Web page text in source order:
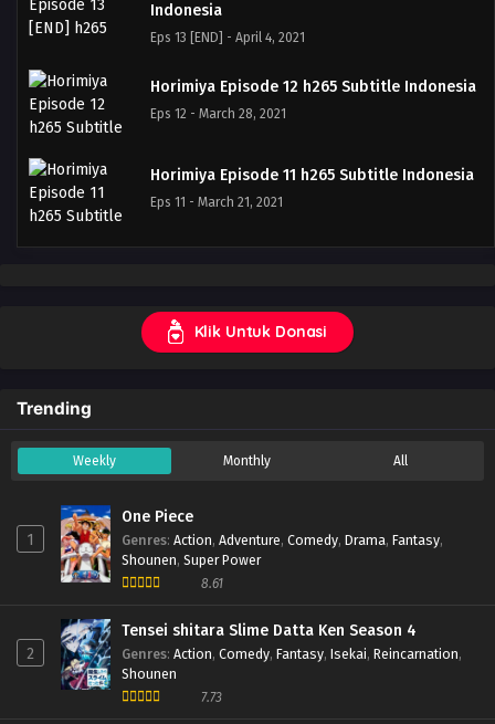
Indonesia
Eps 13 [END] - April 4, 2021
Horimiya Episode 12 h265 Subtitle Indonesia
Eps 12 - March 28, 2021
Horimiya Episode 11 h265 Subtitle Indonesia
Eps 11 - March 21, 2021
Horimiya Episode 09 h265 Subtitle Indonesia
Eps 8 - February 28, 2021
Eps 7 - February 21, 2021
Eps 6 - February 14, 2021
Horimiya Episode 05 h265 Subtitle Indonesia
Klik Untuk Donasi
Trending
Weekly Monthly All
1
One Piece
Genres: Action, Adventure, Comedy, Drama, Fantasy,
Shounen, Super Power
8.61
2
Tensei shitara Slime Datta Ken Season 4
Genres: Action, Comedy, Fantasy, Isekai, Reincarnation,
Shounen
7.73